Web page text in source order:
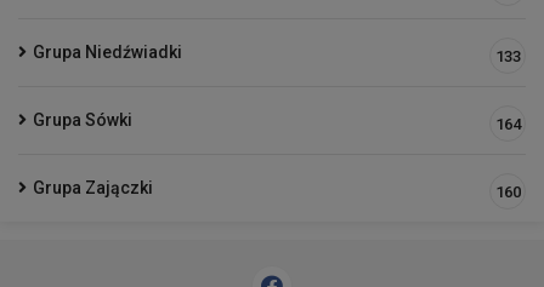
Grupa Niedźwiadki 133
Grupa Sówki 164
Grupa Zajączki 160